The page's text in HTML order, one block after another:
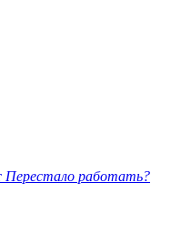
Перестало работать?